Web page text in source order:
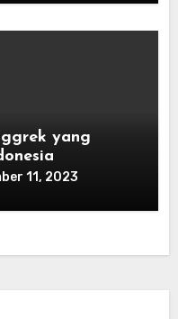
yang
11, 2023